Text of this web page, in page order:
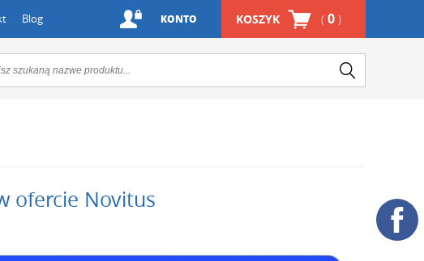
Blog KOSZYK ( 0 )
KONTO
ofercie Novitus